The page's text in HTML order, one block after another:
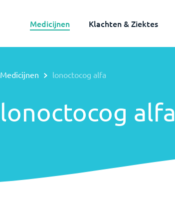
Medicijnen Klachten & Ziektes
Medicijnen lonoctocog alfa
lonoctocog alfa